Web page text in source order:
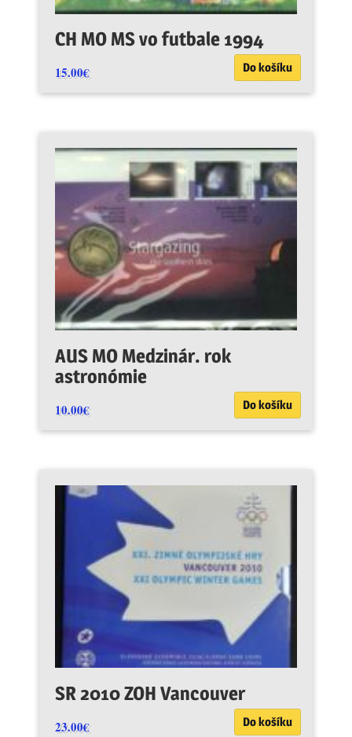
CH MO MS vo futbale 1994
15.00€ Do košíku
AUS MO Medzinár. rok
astronómie
10.00€ Do košíku
SR 2010 ZOH Vancouver
23.00€ Do košíku